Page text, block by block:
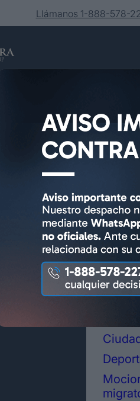
Llámanos 1-888-578-
Servicios
legal